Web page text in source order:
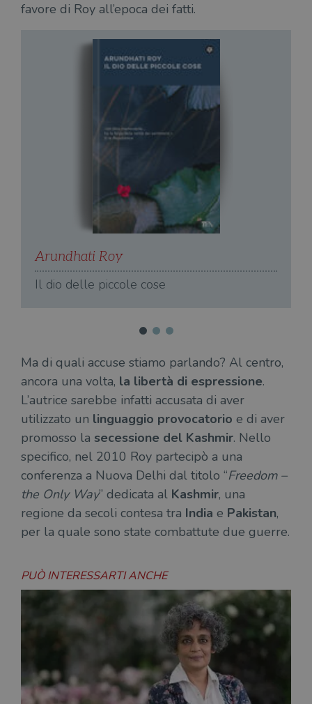
favore di Roy all’epoca dei fatti.
Arundhati Roy
Il dio delle piccole cose
Ma di quali accuse stiamo parlando? Al centro,
ancora una volta, la libertà di espressione.
L’autrice sarebbe infatti accusata di aver
utilizzato un linguaggio provocatorio e di aver
promosso la secessione del Kashmir. Nello
specifico, nel 2010 Roy partecipò a una
conferenza a Nuova Delhi dal titolo “Freedom –
the Only Way” dedicata al Kashmir, una
regione da secoli contesa tra India e Pakistan,
per la quale sono state combattute due guerre.
PUÒ INTERESSARTI ANCHE